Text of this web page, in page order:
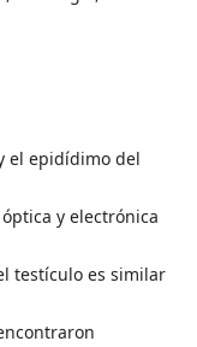
el epidídimo del
y electrónica
testículo es similar